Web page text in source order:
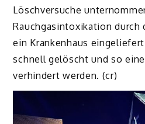
Löschversuche
Rauchgasintoxikation durch
ein Krankenhaus
schnell gelöscht und so
verhindert werden. (cr)